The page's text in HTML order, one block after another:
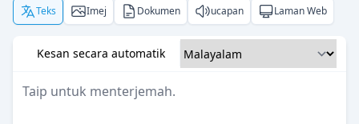
Teks Imej Dokumen ucapan Laman Web
Kesan secara automatik